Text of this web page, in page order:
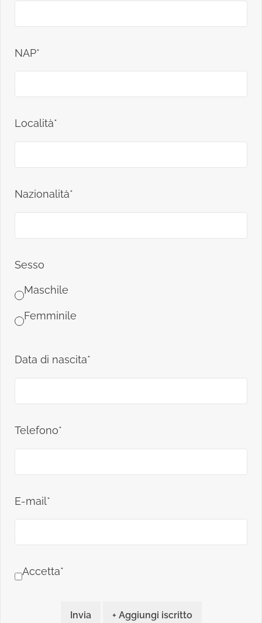
NAP*
Località*
Nazionalità*
Sesso
Maschile
Femminile
Data di nascita*
Telefono*
E-mail*
Accetta*
Invia + Aggiungi iscritto